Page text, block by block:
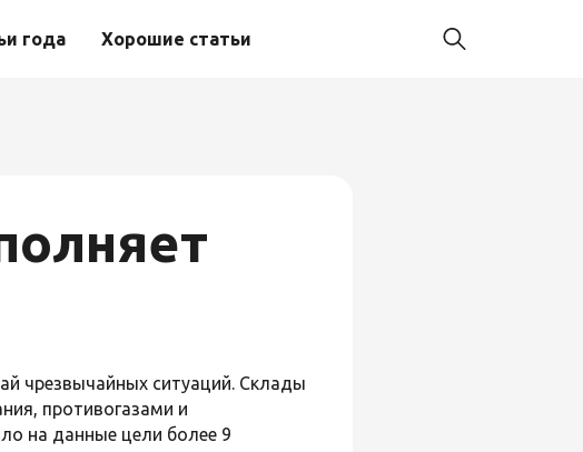
года Хорошие статьи
чрезвычайных ситуаций. Склады
противогазами и
на данные цели более 9